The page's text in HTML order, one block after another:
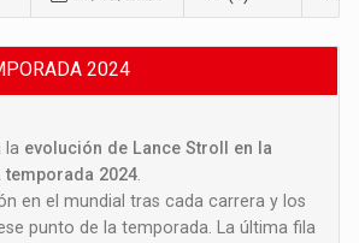
2024
la evolución de Lance Stroll en la
2024
en el mundial tras cada carrera y los
punto de la temporada. La última fila